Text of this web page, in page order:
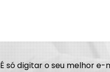
É só digitar o seu melhor